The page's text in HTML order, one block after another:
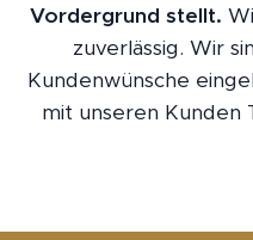
Vordergrund stellt.
zuverlässig. Wir
Kundenwünsche
mit unseren